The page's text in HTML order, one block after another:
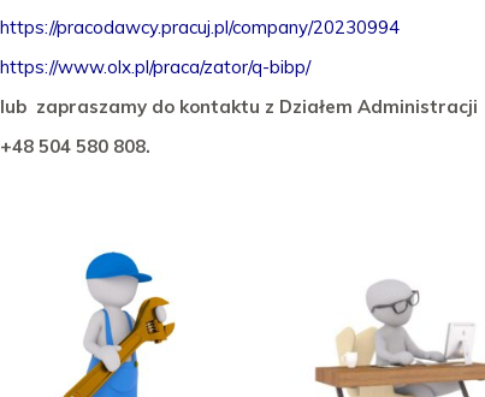
https://pracodawcy.pracuj.pl/company/20230994
https://www.olx.pl/praca/zator/q-bibp/
lub zapraszamy do kontaktu z Działem Administracji
+48 504 580 808.